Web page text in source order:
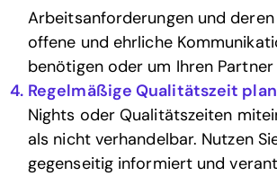
Arbeitsanforderungen und
offene und ehrliche
benötigen oder um Ihren
Regelmäßige Qualitätszeit
Nights oder Qualitätszeiten
als nicht verhandelbar. Nutzen
gegenseitig informiert und